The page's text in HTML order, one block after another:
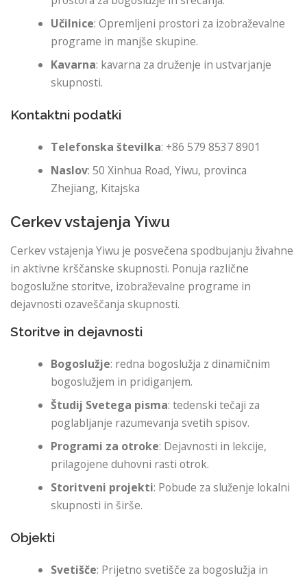
Učilnice: Opremljeni prostori za izobraževalne
programe in manjše skupine.
Kavarna: kavarna za druženje in ustvarjanje
skupnosti.
Kontaktni podatki
Telefonska številka: +86 579 8537 8901
Naslov: 50 Xinhua Road, Yiwu, provinca
Zhejiang, Kitajska
Cerkev vstajenja Yiwu
Cerkev vstajenja Yiwu je posvečena spodbujanju živahne
in aktivne krščanske skupnosti. Ponuja različne
bogoslužne storitve, izobraževalne programe in
dejavnosti ozaveščanja skupnosti.
Storitve in dejavnosti
Bogoslužje: redna bogoslužja z dinamičnim
bogoslužjem in pridiganjem.
Študij Svetega pisma: tedenski tečaji za
poglabljanje razumevanja svetih spisov.
Programi za otroke: Dejavnosti in lekcije,
prilagojene duhovni rasti otrok.
Storitveni projekti: Pobude za služenje lokalni
skupnosti in širše.
Objekti
Svetišče: Prijetno svetišče za bogoslužja in